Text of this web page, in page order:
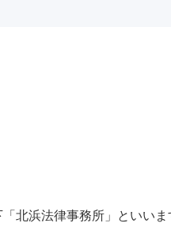
北浜法律事務所」といいま